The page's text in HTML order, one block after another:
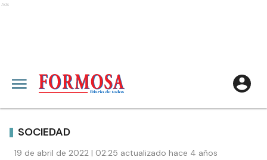
Ads
SOCIEDAD
19 de abril de 2022 | 02:25 actualizado hace 4 años